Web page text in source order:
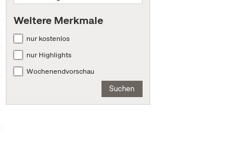
Weitere Merkmale
nur kostenlos
nur Highlights
Wochenendvorschau
Suchen